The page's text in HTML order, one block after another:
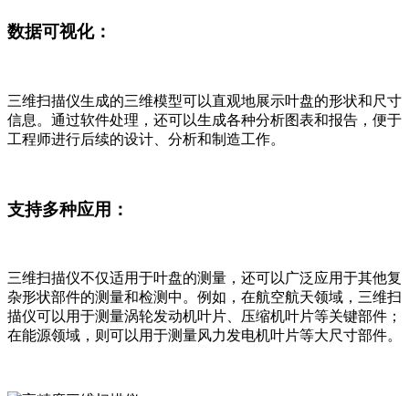
数据可视化：
三维扫描仪生成的三维模型可以直观地展示叶盘的形状和尺寸
信息。通过软件处理，还可以生成各种分析图表和报告，便于
工程师进行后续的设计、分析和制造工作。
支持多种应用：
三维扫描仪不仅适用于叶盘的测量，还可以广泛应用于其他复
杂形状部件的测量和检测中。例如，在航空航天领域，三维扫
描仪可以用于测量涡轮发动机叶片、压缩机叶片等关键部件；
在能源领域，则可以用于测量风力发电机叶片等大尺寸部件。